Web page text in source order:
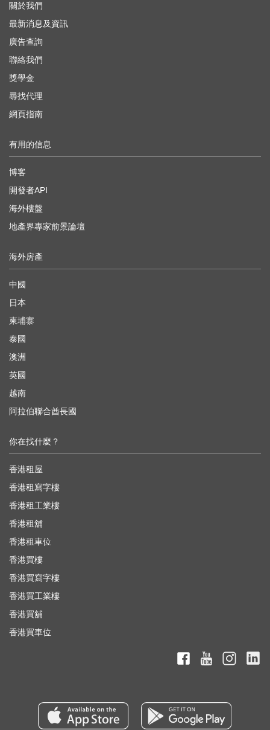
關於我們
最新消息及資訊
廣告查詢
聯絡我們
獎學金
尋找代理
網頁指南
有用的信息
博客
開發者API
海外樓盤
地產界專家前景論壇
海外房產
中國
日本
柬埔寨
泰國
澳洲
英國
越南
阿拉伯聯合酋長國
你在找什麼？
香港租屋
香港租寫字樓
香港租工業樓
香港租舖
香港租車位
香港買樓
香港買寫字樓
香港買工業樓
香港買舖
香港買車位